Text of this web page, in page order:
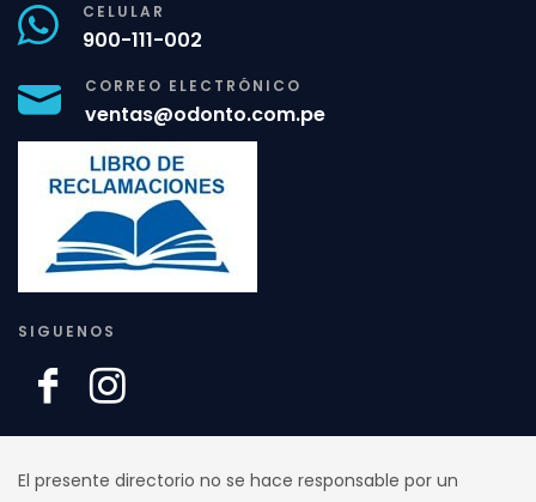
CELULAR
900-111-002
CORREO ELECTRÓNICO
ventas@odonto.com.pe
SIGUENOS
El presente directorio no se hace responsable por un